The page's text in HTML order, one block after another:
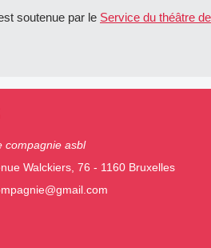
soutenue par le Service du théâtre
compagnie asbl
Walckiers, 76 - 1160 Bruxelles